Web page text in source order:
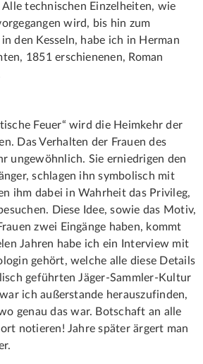
technischen Einzelheiten, wie
wird, bis hin zum
den Kesseln, habe ich in Herman
1851 erschienenen, Roman
Feuer“ wird die Heimkehr der
Das Verhalten der Frauen des
ungewöhnlich. Sie erniedrigen den
schlagen ihn symbolisch mit
ihm dabei in Wahrheit das Privileg,
Diese Idee, sowie das Motiv,
zwei Eingänge haben, kommt
Jahren habe ich ein Interview mit
gehört, welche alle diese Details
geführten Jäger-Sammler-Kultur
ich außerstande herauszufinden,
genau das war. Botschaft an alle
notieren! Jahre später ärgert man